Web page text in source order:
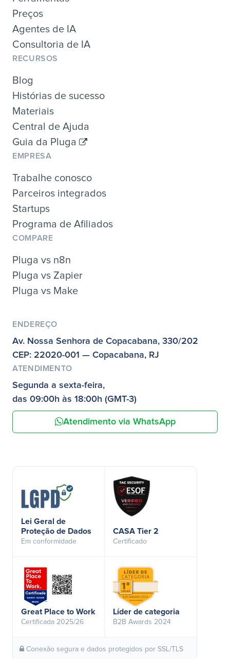
Preços
Agentes de IA
Consultoria de IA
RECURSOS
Blog
Histórias de sucesso
Materiais
Central de Ajuda
Guia da Pluga
EMPRESA
Trabalhe conosco
Parceiros integrados
Startups
Programa de Afiliados
COMPARE
Pluga vs n8n
Pluga vs Zapier
Pluga vs Make
ENDEREÇO
Av. Nossa Senhora de Copacabana, 330/202
CEP: 22020-001 — Copacabana, RJ
ATENDIMENTO
Segunda a sexta-feira,
das 09:00h às 18:00h (GMT-3)
Atendimento via WhatsApp
Lei Geral de
Proteção de Dados
Em conformidade
CASA Tier 2
Certificado
Great Place to Work
Certificada 2025/26
Líder de categoria
B2B Awards 2024
Conexão segura e dados protegidos por SSL/TLS